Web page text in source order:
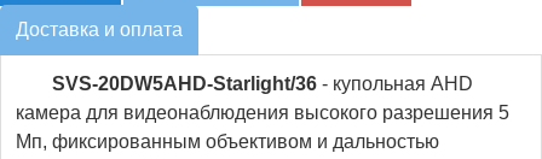
Доставка и оплата
SVS-20DW5AHD-Starlight/36 - купольная AHD
камера для видеонаблюдения высокого разрешения 5
Мп, фиксированным объективом и дальностью